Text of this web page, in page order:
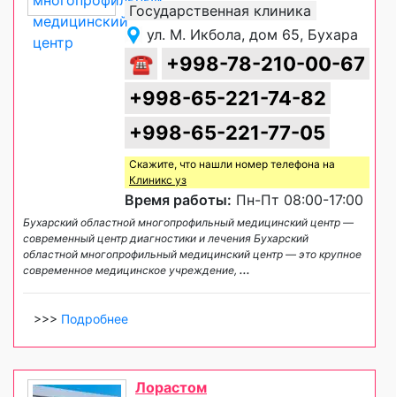
Государственная клиника
ул. М. Икбола, дом 65, Бухара
☎
+998-78-210-00-67
+998-65-221-74-82
+998-65-221-77-05
Скажите, что нашли номер телефона на
Клиникс уз
Время работы: Пн-Пт 08:00-17:00
Бухарский областной многопрофильный медицинский центр —
современный центр диагностики и лечения Бухарский
областной многопрофильный медицинский центр — это крупное
современное медицинское учреждение, ...
>>> Подробнее
Лорастом